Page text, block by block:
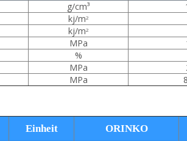
g/cm³
kj/m2
kj/m2
MPa
%
MPa
MPa
Einheit ORINKO